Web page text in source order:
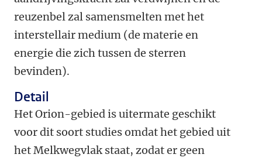
reuzenbel zal samensmelten met het
interstellair medium (de materie en
energie die zich tussen de sterren
bevinden).
Detail
Het Orion-gebied is uitermate geschikt
voor dit soort studies omdat het gebied uit
het Melkwegvlak staat, zodat er geen